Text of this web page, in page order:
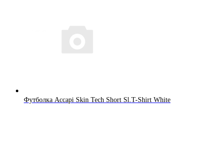
Футболка Accapi Skin Tech Short Sl.T-Shirt White